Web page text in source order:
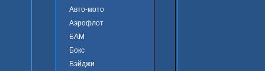
Авто-мото
Аэрофлот
БАМ
Бокс
Бэйджи